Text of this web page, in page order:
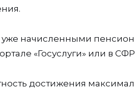
уже начисленными
«Госуслуги» или в
достижения